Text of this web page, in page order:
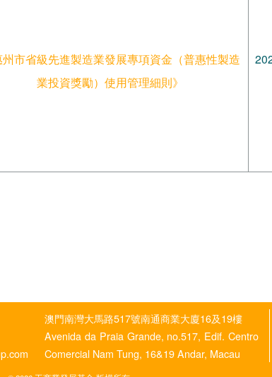
州市省級先進製造業發展專項資金（普惠性製造
業投資獎勵）使用管理細則》
澳門南灣大馬路517號南通商業大廈16及19樓
Avenida da Praia Grande, no.517, Edif. Centro
Comercial Nam Tung, 16&19 Andar, Macau